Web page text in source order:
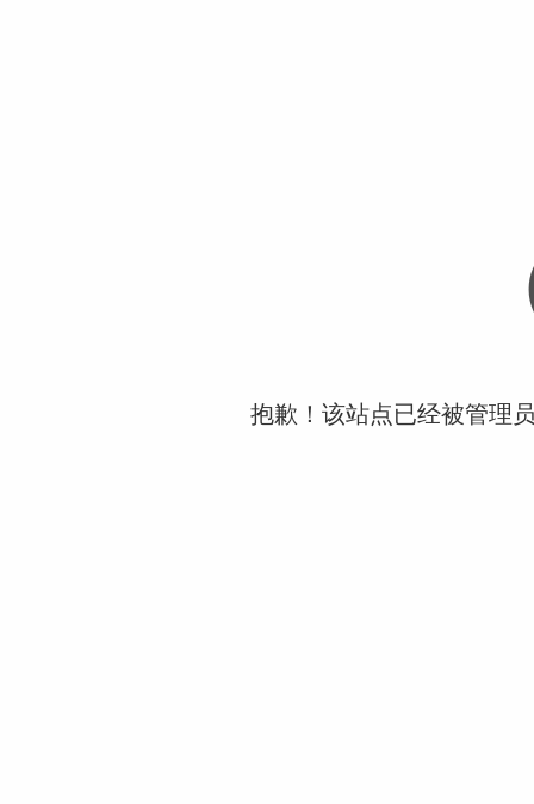
抱歉！该站点已经被管理